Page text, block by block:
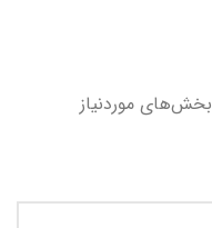
بخش‌های موردنیاز